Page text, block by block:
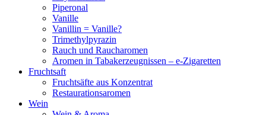
Piperonal
Vanille
Vanillin = Vanille?
Trimethylpyrazin
Rauch und Raucharomen
Aromen in Tabakerzeugnissen – e-Zigaretten
Fruchtsaft
Fruchtsäfte aus Konzentrat
Restaurationsaromen
Wein